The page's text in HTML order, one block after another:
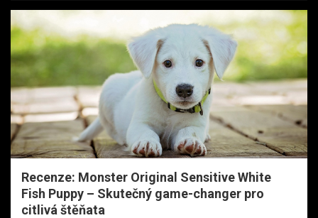
Recenze: Monster Original Sensitive White
Fish Puppy – Skutečný game-changer pro
citlivá štěňata